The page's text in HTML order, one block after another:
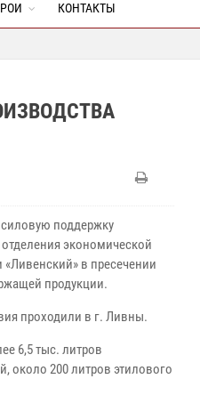
КОНТАКТЫ
поддержку
экономической
в пресечении
продукции.
проходили в г. Ливны.
6,5 тыс. литров
около 200 литров этилового